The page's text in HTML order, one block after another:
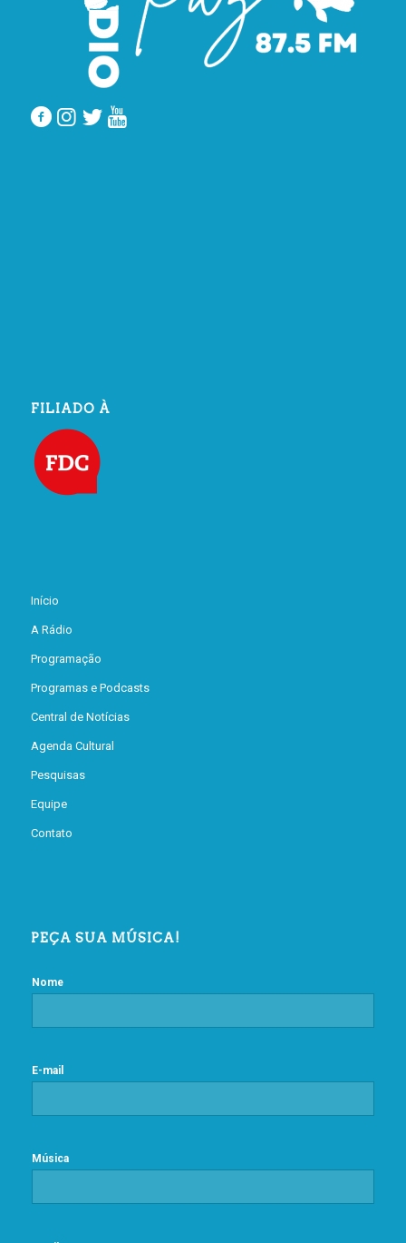
FILIADO À
Início
A Rádio
Programação
Programas e Podcasts
Central de Notícias
Agenda Cultural
Pesquisas
Equipe
Contato
PEÇA SUA MÚSICA!
Nome
E-mail
Música